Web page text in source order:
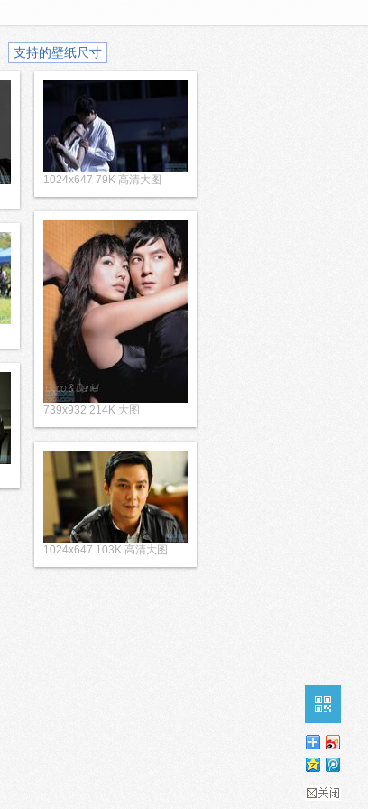
支持的壁纸尺寸
1024x647 79K 高清大图
739x932 214K 大图
1024x647 103K 高清大图